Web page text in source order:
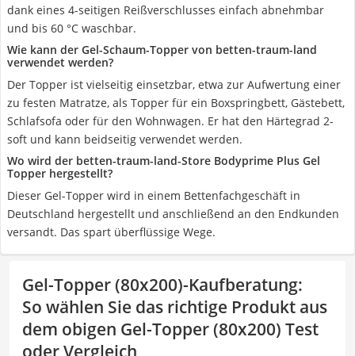
dank eines 4-seitigen Reißverschlusses einfach abnehmbar
und bis 60 °C waschbar.
Wie kann der Gel-Schaum-Topper von betten-traum-land
verwendet werden?
Der Topper ist vielseitig einsetzbar, etwa zur Aufwertung einer
zu festen Matratze, als Topper für ein Boxspringbett, Gästebett,
Schlafsofa oder für den Wohnwagen. Er hat den Härtegrad 2-
soft und kann beidseitig verwendet werden.
Wo wird der betten-traum-land-Store Bodyprime Plus Gel
Topper hergestellt?
Dieser Gel-Topper wird in einem Bettenfachgeschäft in
Deutschland hergestellt und anschließend an den Endkunden
versandt. Das spart überflüssige Wege.
Gel-Topper (80x200)-Kaufberatung:
So wählen Sie das richtige Produkt aus
dem obigen Gel-Topper (80x200) Test
oder Vergleich